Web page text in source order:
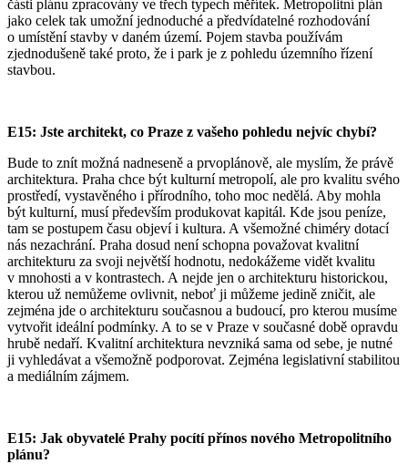
části plánu zpracovány ve třech typech měřítek. Metropolitní plán
jako celek tak umožní jednoduché a předvídatelné rozhodování
o umístění stavby v daném území. Pojem stavba používám
zjednodušeně také proto, že i park je z pohledu územního řízení
stavbou.
E15: Jste architekt, co Praze z vašeho pohledu nejvíc chybí?
Bude to znít možná nadneseně a prvoplánově, ale myslím, že právě
architektura. Praha chce být kulturní metropolí, ale pro kvalitu svého
prostředí, vystavěného i přírodního, toho moc nedělá. Aby mohla
být kulturní, musí především produkovat kapitál. Kde jsou peníze,
tam se postupem času objeví i kultura. A všemožné chiméry dotací
nás nezachrání. Praha dosud není schopna považovat kvalitní
architekturu za svoji největší hodnotu, nedokážeme vidět kvalitu
v mnohosti a v kontrastech. A nejde jen o architekturu historickou,
kterou už nemůžeme ovlivnit, neboť ji můžeme jedině zničit, ale
zejména jde o architekturu současnou a budoucí, pro kterou musíme
vytvořit ideální podmínky. A to se v Praze v současné době opravdu
hrubě nedaří. Kvalitní architektura nevzniká sama od sebe, je nutné
ji vyhledávat a všemožně podporovat. Zejména legislativní stabilitou
a mediálním zájmem.
E15: Jak obyvatelé Prahy pocítí přínos nového Metropolitního
plánu?